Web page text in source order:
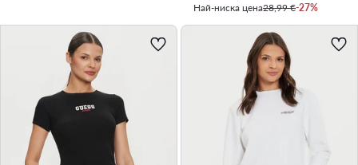
Най-ниска цена28,99 €-27%